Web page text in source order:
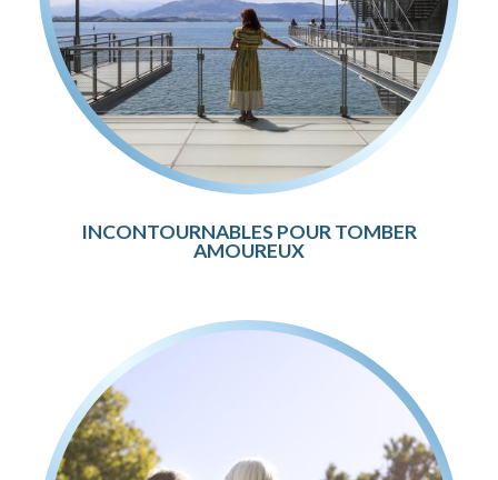
INCONTOURNABLES POUR TOMBER
AMOUREUX